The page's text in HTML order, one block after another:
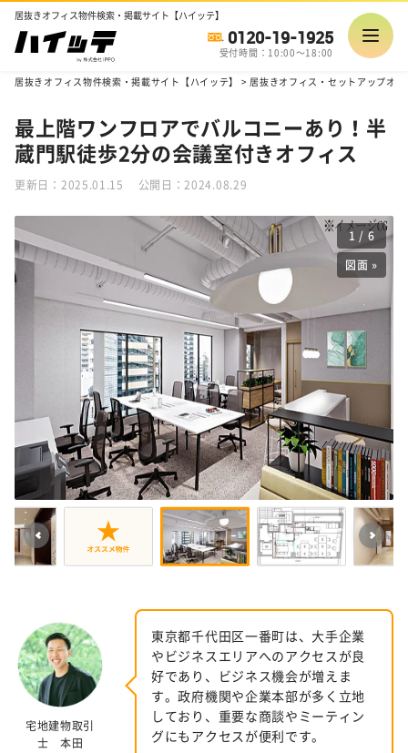
居抜きオフィス物件検索・掲載サイト【ハイッテ】
0120-19-1925
受付時間：10:00～18:00
居抜きオフィス物件検索・掲載サイト【ハイッテ】 > 居抜きオフィス・セットアップオ
最上階ワンフロアでバルコニーあり！半
蔵門駅徒歩2分の会議室付きオフィス
更新日：2025.01.15 公開日：2024.08.29
1 / 6
図面 »
宅地建物取引
士 本田
東京都千代田区一番町は、大手企業
やビジネスエリアへのアクセスが良
好であり、ビジネス機会が増えま
す。政府機関や企業本部が多く立地
しており、重要な商談やミーティン
グにもアクセスが便利です。